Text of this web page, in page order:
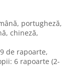
portugheză,
chineză,
de rapoarte,
6 rapoarte (2-